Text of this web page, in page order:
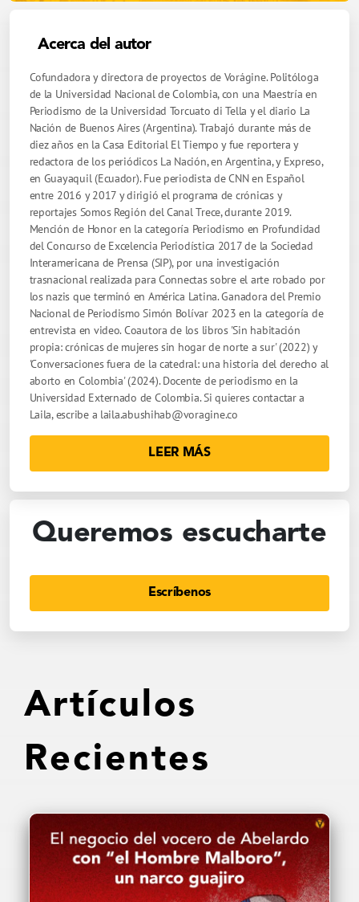
Acerca del autor
Cofundadora y directora de proyectos de Vorágine. Politóloga
de la Universidad Nacional de Colombia, con una Maestría en
Periodismo de la Universidad Torcuato di Tella y el diario La
Nación de Buenos Aires (Argentina). Trabajó durante más de
diez años en la Casa Editorial El Tiempo y fue reportera y
redactora de los periódicos La Nación, en Argentina, y Expreso,
en Guayaquil (Ecuador). Fue periodista de CNN en Español
entre 2016 y 2017 y dirigió el programa de crónicas y
reportajes Somos Región del Canal Trece, durante 2019.
Mención de Honor en la categoría Periodismo en Profundidad
del Concurso de Excelencia Periodística 2017 de la Sociedad
Interamericana de Prensa (SIP), por una investigación
trasnacional realizada para Connectas sobre el arte robado por
los nazis que terminó en América Latina. Ganadora del Premio
Nacional de Periodismo Simón Bolívar 2023 en la categoría de
entrevista en video. Coautora de los libros 'Sin habitación
propia: crónicas de mujeres sin hogar de norte a sur' (2022) y
'Conversaciones fuera de la catedral: una historia del derecho al
aborto en Colombia' (2024). Docente de periodismo en la
Universidad Externado de Colombia. Si quieres contactar a
Laila, escribe a laila.abushihab@voragine.co
LEER MÁS
Queremos escucharte
Escríbenos
Artículos
Recientes